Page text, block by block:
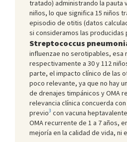
tratado) administrando la pauta
niños, lo que significa 15 niños
episodio de otitis (datos
si consideramos las
Streptococcus
influenzae no serotipables, esa
respectivamente a 30 y 112
parte, el impacto clínico de las
poco relevante, ya que no hay
de drenajes timpánicos y OMA
relevancia clínica concuerda
previo3 con vacuna
OMA recurrente de 1 a 7 años,
mejoría en la calidad de vida, ni